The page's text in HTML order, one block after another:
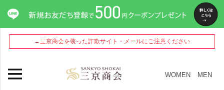
→三京商会を装った詐欺サイト・メールにご注意ください
WOMEN MEN